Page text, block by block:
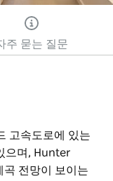
주 묻는 질문
고속도로에 있는
으며, Hunter
전망이 보이는